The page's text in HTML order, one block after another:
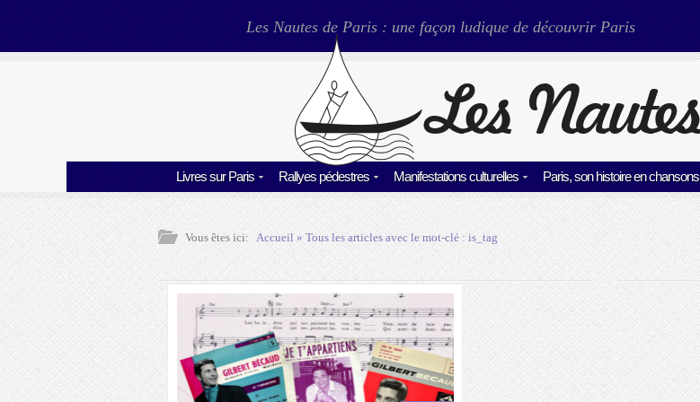
Les Nautes de Paris : une façon ludique de découvrir Paris
Livres sur Paris Rallyes pédestres Manifestations culturelles Paris, son histoire en chansons
Vous êtes ici: Accueil» Tous les articles avec le mot-clé :is_tag